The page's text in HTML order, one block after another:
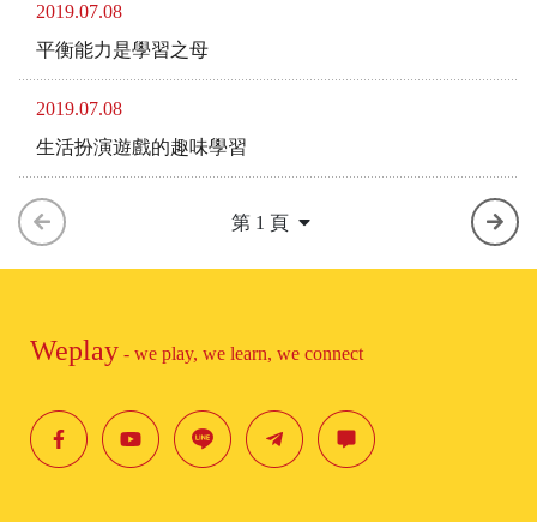
2019.07.08
平衡能力是學習之母
2019.07.08
生活扮演遊戲的趣味學習
第 1 頁
Weplay - we play, we learn, we connect